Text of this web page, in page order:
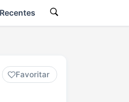
Recentes
Favoritar